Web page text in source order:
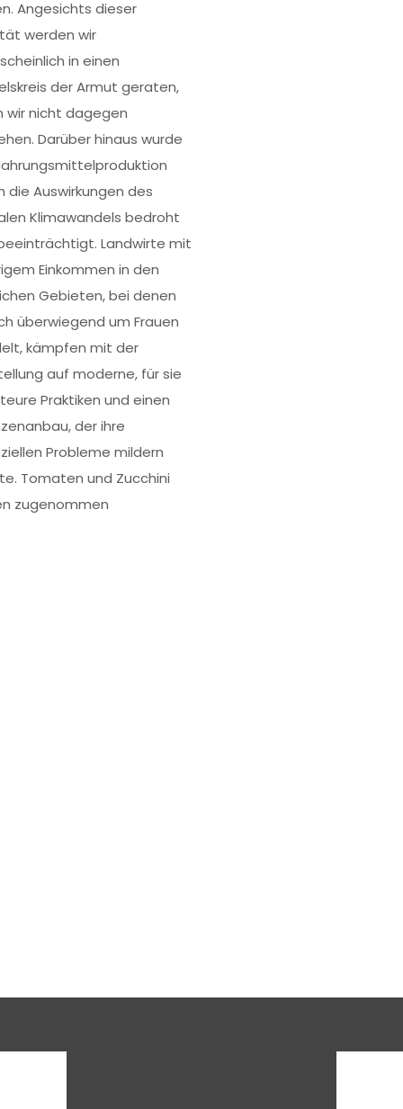
Angesichts dieser
werden wir
in einen
der Armut geraten,
wir nicht dagegen
Darüber hinaus wurde
die Auswirkungen des
Klimawandels bedroht
Landwirte mit
Einkommen in den
Gebieten, bei denen
überwiegend um Frauen
kämpfen mit der
auf moderne, für sie
Praktiken und einen
der ihre
Probleme mildern
Tomaten und Zucchini
zugenommen